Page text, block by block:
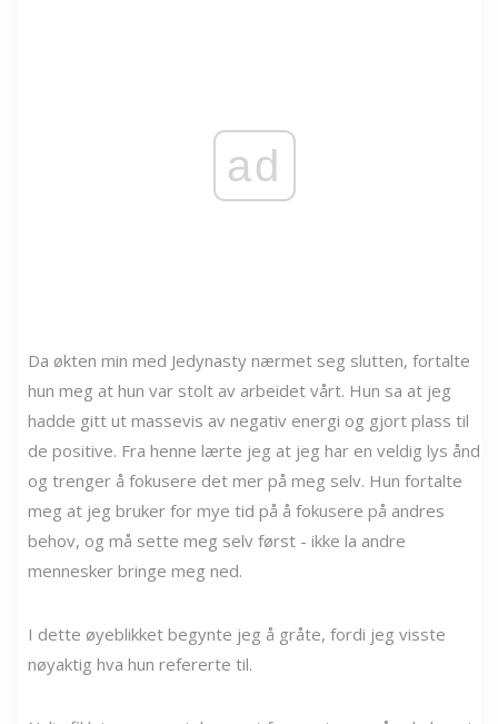
ad
Da økten min med Jedynasty nærmet seg slutten, fortalte
hun meg at hun var stolt av arbeidet vårt. Hun sa at jeg
hadde gitt ut massevis av negativ energi og gjort plass til
de positive. Fra henne lærte jeg at jeg har en veldig lys ånd
og trenger å fokusere det mer på meg selv. Hun fortalte
meg at jeg bruker for mye tid på å fokusere på andres
behov, og må sette meg selv først - ikke la andre
mennesker bringe meg ned.
I dette øyeblikket begynte jeg å gråte, fordi jeg visste
nøyaktig hva hun refererte til.